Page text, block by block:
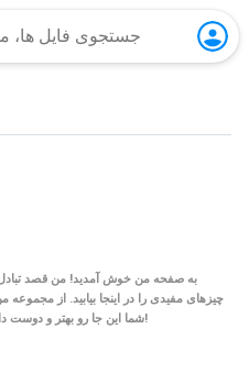
به صفحه من خوش آمدید! من قصد تبادل
چیزهای مفیدی را در اینجا بیابید. از مجموعه
شما این جا رو بهتر و دوست داشتنی تر می کنم. از وقتی که گذاشتید متشکرم!